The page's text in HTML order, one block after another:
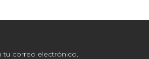
tu correo electrónico.